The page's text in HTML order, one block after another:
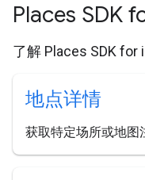
Places SDK
了解 Places SDK for
地点详情
获取特定场所或地图